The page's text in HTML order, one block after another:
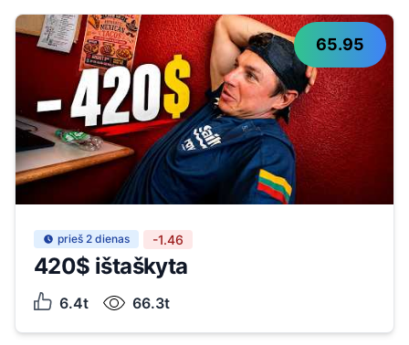
65.95
prieš 2 dienas -1.46
420$ ištaškyta
6.4t 66.3t